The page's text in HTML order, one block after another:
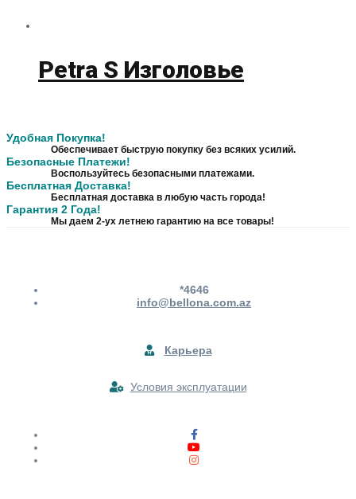
Petra S Изголовье
Удобная Покупка!
Обеспечивает быструю покупку без всяких усилий.
Безопасные Платежи!
Воспользуйтесь безопасными платежами.
Бесплатная Доставка!
Бесплатная доставка в любую часть города!
Гарантия 2 Года!
Мы даем 2-ух летнею гарантию на все товары!
*4646
info@bellona.com.az
Карьера
Условия эксплуатации